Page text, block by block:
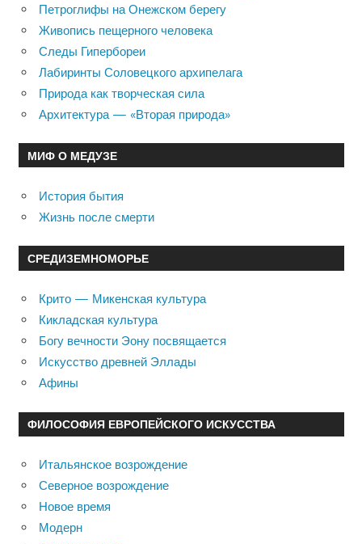
Петроглифы на Онежском берегу
Живопись пещерного человека
Следы Гипербореи
Лабиринты Соловецкого архипелага
Природа как творческая сила
Архитектура — «Вторая природа»
МИФ О МЕДУЗЕ
История бытия
Жизнь после смерти
СРЕДИЗЕМНОМОРЬЕ
Крито — Микенская культура
Кикладская культура
Богу вечности Эону посвящается
Искусство древней Эллады
Афины
ФИЛОСОФИЯ ЕВРОПЕЙСКОГО ИСКУССТВА
Итальянское возрождение
Северное возрождение
Новое время
Модерн